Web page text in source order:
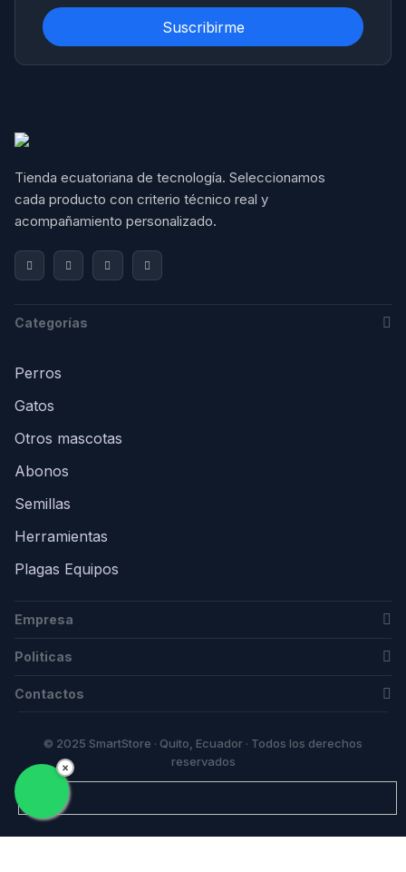
Suscribirme
Tienda ecuatoriana de tecnología. Seleccionamos
cada producto con criterio técnico real y
acompañamiento personalizado.
Categorías
Perros
Gatos
Otros mascotas
Abonos
Semillas
Herramientas
Plagas Equipos
Empresa
Politicas
Contactos
© 2025 SmartStore · Quito, Ecuador · Todos los derechos
reservados
×